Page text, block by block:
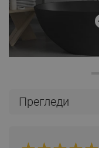
Прегледи